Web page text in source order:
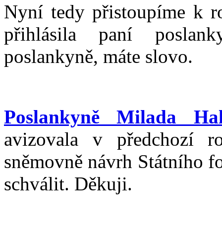
Nyní tedy přistoupíme k
přihlásila paní
poslankyně, máte slovo.
Poslankyně Milada
avizovala v předchozí
sněmovně návrh Státního
schválit. Děkuji.